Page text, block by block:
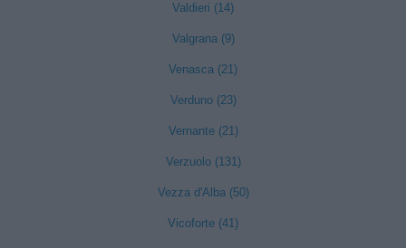
Valdieri (14)
Valgrana (9)
Venasca (21)
Verduno (23)
Vernante (21)
Verzuolo (131)
Vezza d'Alba (50)
Vicoforte (41)